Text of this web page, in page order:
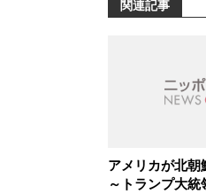
関連記事
アメリカが北朝
～トランプ大